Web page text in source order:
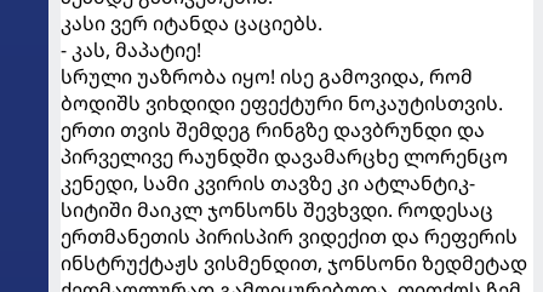
კასი ვერ იტანდა ცაციებს.
- კას, მაპატიე!
სრული უაზრობა იყო! ისე გამოვიდა, რომ
ბოდიშს ვიხდიდი ეფექტური ნოკაუტისთვის.
ერთი თვის შემდეგ რინგზე დავბრუნდი და
პირველივე რაუნდში დავამარცხე ლორენცო
კენედი, სამი კვირის თავზე კი ატლანტიკ-
სიტიში მაიკლ ჯონსონს შევხვდი. როდესაც
ერთმანეთის პირისპირ ვიდექით და რეფერის
ინსტრუქტაჟს ვისმენდით, ჯონსონი ზედმეტად